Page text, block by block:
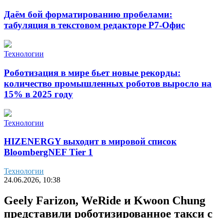
Даём бой форматированию пробелами:
табуляция в текстовом редакторе Р7-Офис
Технологии
Роботизация в мире бьет новые рекорды:
количество промышленных роботов выросло на
15% в 2025 году
Технологии
HIZENERGY выходит в мировой список
BloombergNEF Tier 1
Технологии
24.06.2026, 10:38
Geely Farizon, WeRide и Kwoon Chung
представили роботизированное такси с